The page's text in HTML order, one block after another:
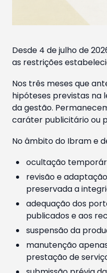
Desde 4 de julho de
as restrições
Nos três meses que
hipóteses previstas na
da gestão.
caráter publicitário ou
No âmbito do Ibram e
ocultação
revisão e
preservada a
adequação dos
publicados e aos
suspensão da
manutenção
prestação de